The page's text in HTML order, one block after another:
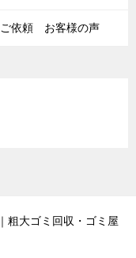
ご依頼 お客様の声
粗大ゴミ回収・ゴミ屋